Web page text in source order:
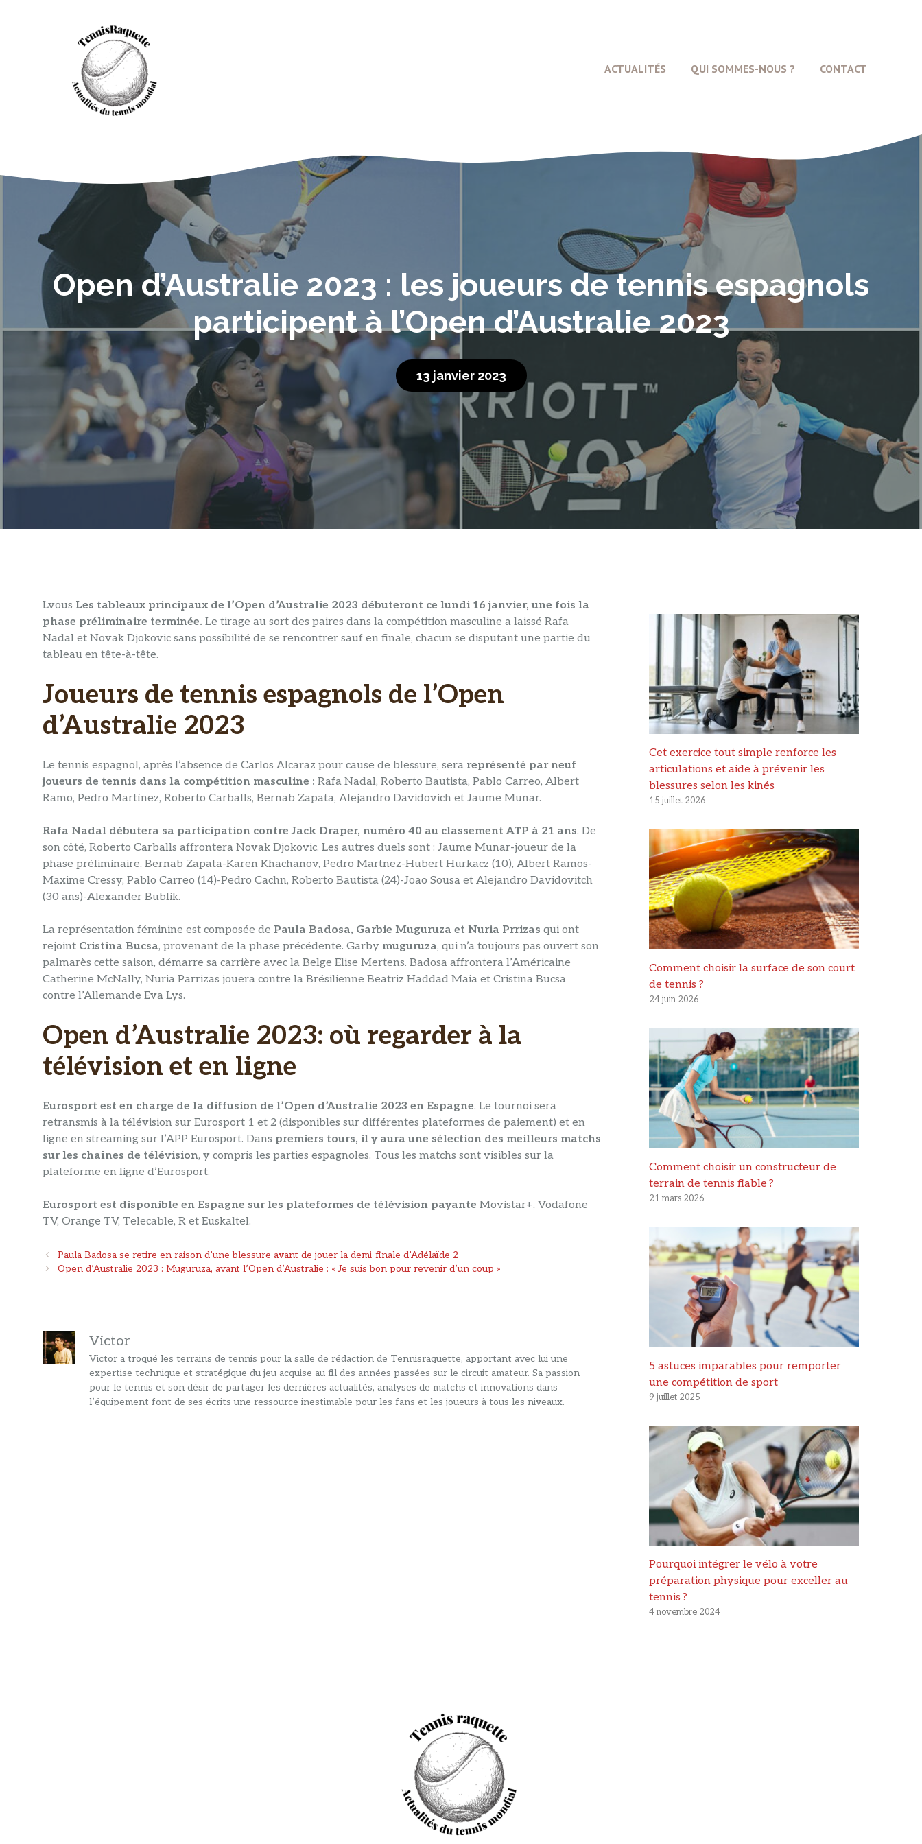
ACTUALITÉS QUI SOMMES-NOUS ? CONTACT
Open d’Australie 2023 : les joueurs de tennis espagnols
participent à l’Open d’Australie 2023
13 janvier 2023
Lvous Les tableaux principaux de l’Open d’Australie 2023 débuteront ce lundi 16 janvier, une fois la
phase préliminaire terminée. Le tirage au sort des paires dans la compétition masculine a laissé Rafa
Nadal et Novak Djokovic sans possibilité de se rencontrer sauf en finale, chacun se disputant une partie du
tableau en tête-à-tête.
Joueurs de tennis espagnols de l’Open
d’Australie 2023
Le tennis espagnol, après l’absence de Carlos Alcaraz pour cause de blessure, sera représenté par neuf
joueurs de tennis dans la compétition masculine : Rafa Nadal, Roberto Bautista, Pablo Carreo, Albert
Ramo, Pedro Martínez, Roberto Carballs, Bernab Zapata, Alejandro Davidovich et Jaume Munar.
Rafa Nadal débutera sa participation contre Jack Draper, numéro 40 au classement ATP à 21 ans. De
son côté, Roberto Carballs affrontera Novak Djokovic. Les autres duels sont : Jaume Munar-joueur de la
phase préliminaire, Bernab Zapata-Karen Khachanov, Pedro Martnez-Hubert Hurkacz (10), Albert Ramos-
Maxime Cressy, Pablo Carreo (14)-Pedro Cachn, Roberto Bautista (24)-Joao Sousa et Alejandro Davidovitch
(30 ans)-Alexander Bublik.
La représentation féminine est composée de Paula Badosa, Garbie Muguruza et Nuria Prrizas qui ont
rejoint Cristina Bucsa, provenant de la phase précédente. Garby muguruza, qui n’a toujours pas ouvert son
palmarès cette saison, démarre sa carrière avec la Belge Elise Mertens. Badosa affrontera l’Américaine
Catherine McNally, Nuria Parrizas jouera contre la Brésilienne Beatriz Haddad Maia et Cristina Bucsa
contre l’Allemande Eva Lys.
Open d’Australie 2023: où regarder à la
télévision et en ligne
Eurosport est en charge de la diffusion de l’Open d’Australie 2023 en Espagne. Le tournoi sera
retransmis à la télévision sur Eurosport 1 et 2 (disponibles sur différentes plateformes de paiement) et en
ligne en streaming sur l’APP Eurosport. Dans premiers tours, il y aura une sélection des meilleurs matchs
sur les chaînes de télévision, y compris les parties espagnoles. Tous les matchs sont visibles sur la
plateforme en ligne d’Eurosport.
Eurosport est disponible en Espagne sur les plateformes de télévision payante Movistar+, Vodafone
TV, Orange TV, Telecable, R et Euskaltel.
Navigation
des
Paula Badosa se retire en raison d’une blessure avant de jouer la demi-finale d’Adélaïde 2
Open d’Australie 2023 : Muguruza, avant l’Open d’Australie : « Je suis bon pour revenir d’un coup »
Victor
Victor a troqué les terrains de tennis pour la salle de rédaction de Tennisraquette, apportant avec lui une
expertise technique et stratégique du jeu acquise au fil des années passées sur le circuit amateur. Sa passion
pour le tennis et son désir de partager les dernières actualités, analyses de matchs et innovations dans
l’équipement font de ses écrits une ressource inestimable pour les fans et les joueurs à tous les niveaux.
Cet exercice tout simple renforce les
articulations et aide à prévenir les
blessures selon les kinés
15 juillet 2026
Comment choisir la surface de son court
de tennis ?
24 juin 2026
Comment choisir un constructeur de
terrain de tennis fiable ?
21 mars 2026
5 astuces imparables pour remporter
une compétition de sport
9 juillet 2025
Pourquoi intégrer le vélo à votre
préparation physique pour exceller au
tennis ?
4 novembre 2024